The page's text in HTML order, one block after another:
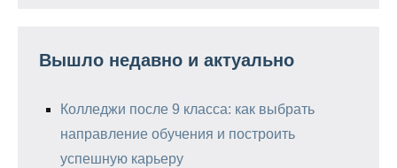
Вышло недавно и актуально
Колледжи после 9 класса: как выбрать
направление обучения и построить
успешную карьеру